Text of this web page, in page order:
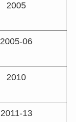
2005
2005-06
2010
2011-13